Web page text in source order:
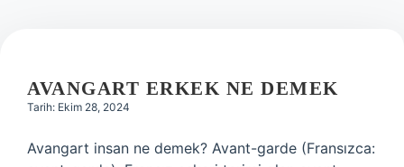
AVANGART ERKEK NE DEMEK
Tarih: Ekim 28, 2024
Avangart insan ne demek? Avant-garde (Fransızca: